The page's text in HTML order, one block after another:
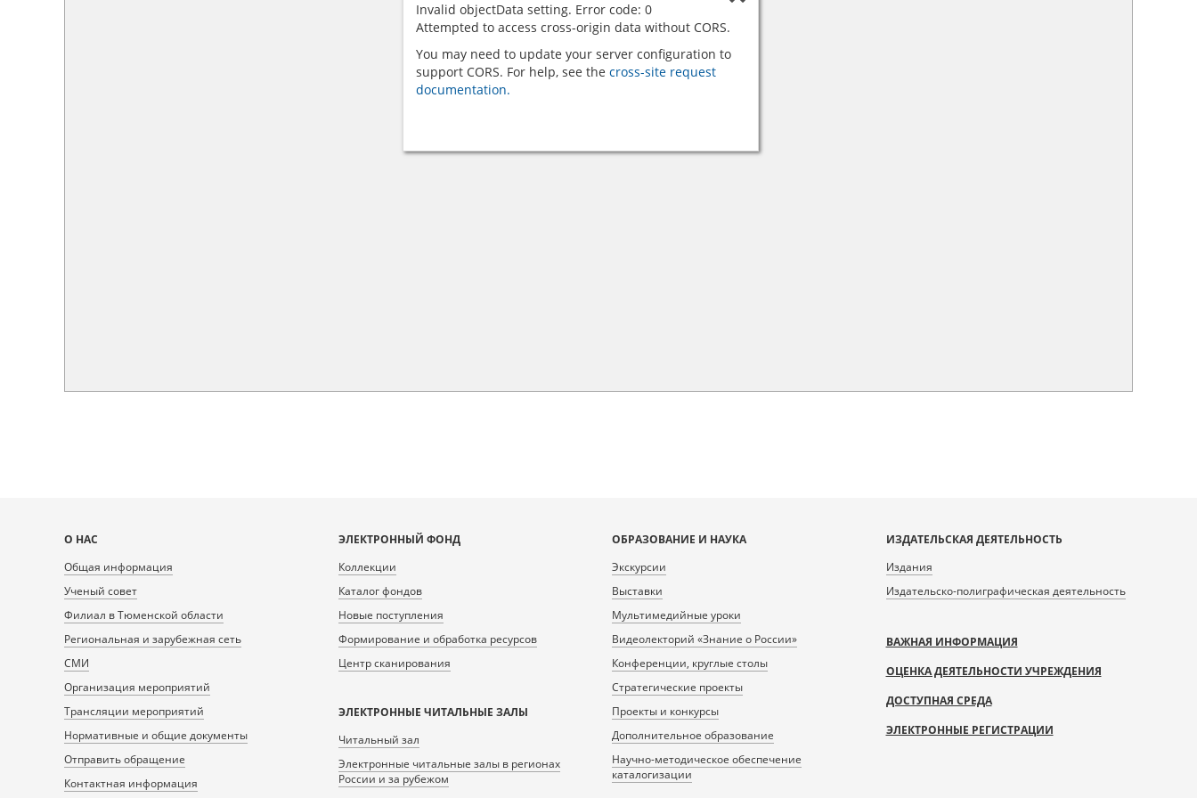
Invalid objectData setting. Error code: 0
Attempted to access cross-origin data without CORS.
You may need to update your server configuration to
support CORS. For help, see the cross-site request
documentation.
Карта
сайта
О НАС
Общая информация
Ученый совет
Филиал в Тюменской области
Региональная и зарубежная сеть
СМИ
Организация мероприятий
Трансляции мероприятий
Нормативные и общие документы
Отправить обращение
Контактная информация
ЭЛЕКТРОННЫЙ ФОНД
Коллекции
Каталог фондов
Новые поступления
Формирование и обработка ресурсов
Центр сканирования
ЭЛЕКТРОННЫЕ ЧИТАЛЬНЫЕ ЗАЛЫ
Читальный зал
Электронные читальные залы в регионах
России и за рубежом
ОБРАЗОВАНИЕ И НАУКА
Экскурсии
Выставки
Мультимедийные уроки
Видеолекторий «Знание о России»
Конференции, круглые столы
Стратегические проекты
Проекты и конкурсы
Дополнительное образование
Научно-методическое обеспечение
каталогизации
ИЗДАТЕЛЬСКАЯ ДЕЯТЕЛЬНОСТЬ
Издания
Издательско-полиграфическая деятельность
ВАЖНАЯ ИНФОРМАЦИЯ
ОЦЕНКА ДЕЯТЕЛЬНОСТИ УЧРЕЖДЕНИЯ
ДОСТУПНАЯ СРЕДА
ЭЛЕКТРОННЫЕ РЕГИСТРАЦИИ